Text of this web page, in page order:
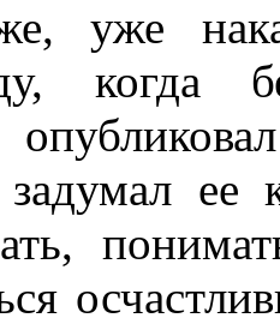
уже
когда
ее